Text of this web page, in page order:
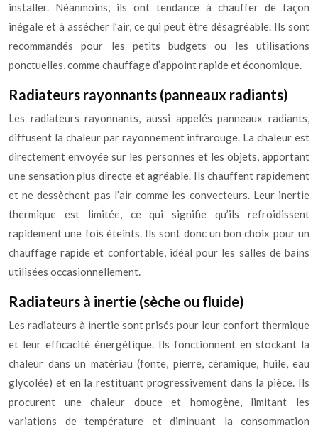
installer. Néanmoins, ils ont tendance à chauffer de façon
inégale et à assécher l’air, ce qui peut être désagréable. Ils sont
recommandés pour les petits budgets ou les utilisations
ponctuelles, comme chauffage d’appoint rapide et économique.
Radiateurs rayonnants (panneaux radiants)
Les radiateurs rayonnants, aussi appelés panneaux radiants,
diffusent la chaleur par rayonnement infrarouge. La chaleur est
directement envoyée sur les personnes et les objets, apportant
une sensation plus directe et agréable. Ils chauffent rapidement
et ne dessèchent pas l’air comme les convecteurs. Leur inertie
thermique est limitée, ce qui signifie qu’ils refroidissent
rapidement une fois éteints. Ils sont donc un bon choix pour un
chauffage rapide et confortable, idéal pour les salles de bains
utilisées occasionnellement.
Radiateurs à inertie (sèche ou fluide)
Les radiateurs à inertie sont prisés pour leur confort thermique
et leur efficacité énergétique. Ils fonctionnent en stockant la
chaleur dans un matériau (fonte, pierre, céramique, huile, eau
glycolée) et en la restituant progressivement dans la pièce. Ils
procurent une chaleur douce et homogène, limitant les
variations de température et diminuant la consommation